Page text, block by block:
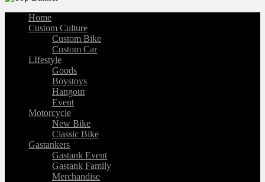
Home
Custom Culture
Custom Bike
Custom Car
LIfestyle
Goods
Boystoys
Hangout
Event
Motorcycle
New Bike
Classic Bike
Gastankers
Gastank Event
Gastank Family
Merchandise